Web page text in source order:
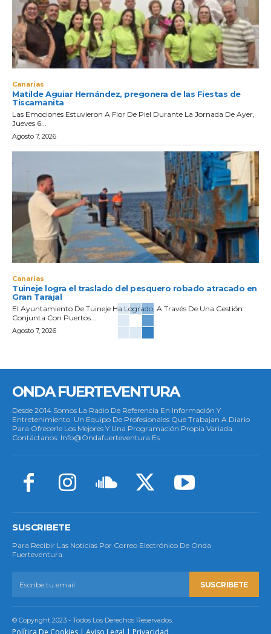
Canarias
Matilde Aguiar Hernández, pregonera de las Fiestas de
Tiscamanita
Las Emociones Estuvieron A Flor De Piel Durante La Jornada De Ayer,
Jueves 6...
Agosto 7, 2026
Canarias
Tuineje logra el traslado del pesquero robado atracado en
Gran Tarajal
El Ayuntamiento De Tuineje Ha Logrado, A Través De Una Gestión
Conjunta Con Puertos...
Agosto 7, 2026
ONDA FUERTEVENTURA
Desde 2014 Somos La Radio De Referencia En Información Y
Entretenimiento. Un Equipo De Profesionales Que Trabajan A Diario
Para Ofrecerle Los Mejores Y Una Programación Propia Variada.
Contáctanos: Info@ondafuerteventura.es
SUSCRIBETE
Para Recibir Las Noticias Por Correo Electrónico De Onda
Fuerteventura.
SUSCRIBETE
© Copyright 2023 - Todos Los Derechos Reservados.